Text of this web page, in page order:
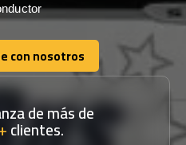
con nosotros
con nosotros
de más de
clientes.